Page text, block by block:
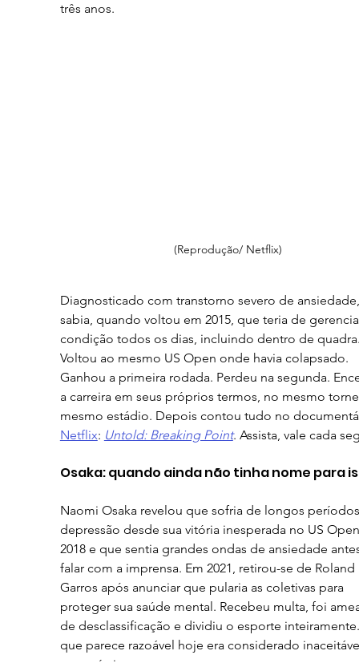
três anos.
(Reprodução/ Netflix)
Diagnosticado com transtorno severo de
sabia, quando voltou em 2015, que teria de
condição todos os dias, incluindo dentro de
Voltou ao mesmo US Open onde havia colapsado.
Ganhou a primeira rodada. Perdeu na segunda.
a carreira em seus próprios termos, no mesmo
mesmo estádio. Depois contou tudo no
Netflix: Untold: Breaking Point. Assista, vale cada
Osaka: quando ainda não tinha nome para
Naomi Osaka revelou que sofria de longos
depressão desde sua vitória inesperada no US
2018 e que sentia grandes ondas de ansiedade
falar com a imprensa. Em 2021, retirou-se de Roland
Garros após anunciar que pularia as coletivas para
proteger sua saúde mental. Recebeu multa, foi
de desclassificação e dividiu o esporte
que parece razoável hoje era considerado